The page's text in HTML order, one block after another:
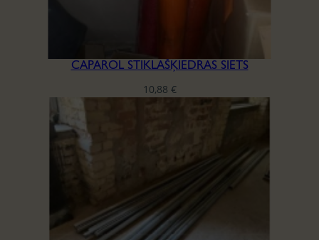
CAPAROL STIKLAŠĶIEDRAS SIETS
10,88 €